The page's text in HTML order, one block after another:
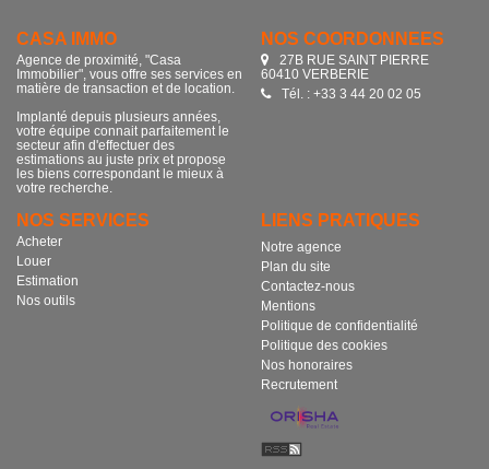
CASA IMMO
Agence de proximité, "Casa
Immobilier", vous offre ses services en
matière de transaction et de location.
Implanté depuis plusieurs années,
votre équipe connait parfaitement le
secteur afin d'effectuer des
estimations au juste prix et propose
les biens correspondant le mieux à
votre recherche.
NOS COORDONNÉES
27B RUE SAINT PIERRE
60410 VERBERIE
Tél. : +33 3 44 20 02 05
NOS SERVICES
Acheter
Louer
Estimation
Nos outils
LIENS PRATIQUES
Notre agence
Plan du site
Contactez-nous
Mentions
Politique de confidentialité
Politique des cookies
Nos honoraires
Recrutement